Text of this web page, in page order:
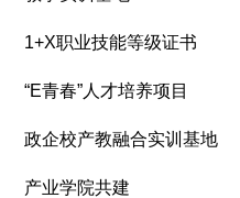
1+X职业技能等级证书
“E青春”人才培养项目
政企校产教融合实训基地
产业学院共建